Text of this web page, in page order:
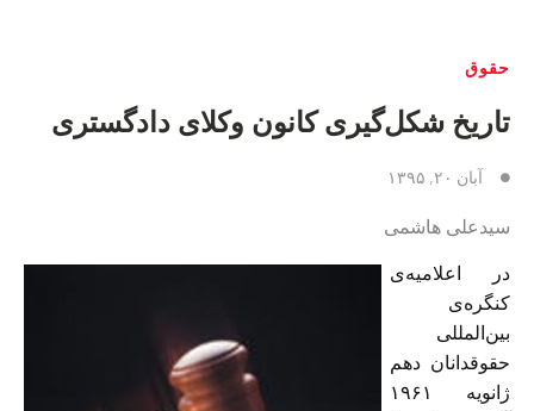
حقوق
تاریخ شکل‌گیری کانون وکلای دادگستری
آبان ۲۰, ۱۳۹۵
سیدعلی هاشمی
در اعلامیه‌ی
کنگره‌ی
بین‌المللی
حقوقدانان دهم
ژانویه ۱۹۶۱